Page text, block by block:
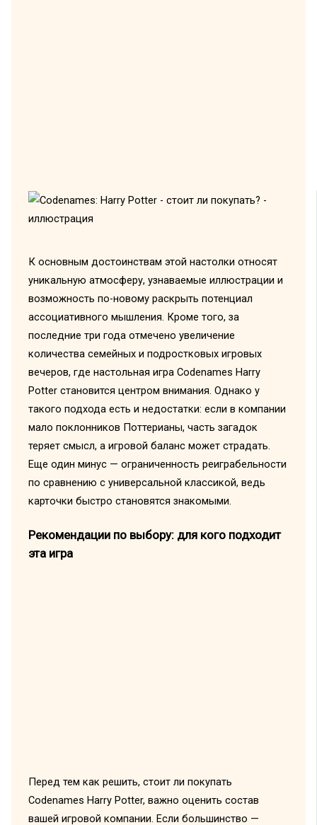
К основным достоинствам этой настолки относят
уникальную атмосферу, узнаваемые иллюстрации и
возможность по-новому раскрыть потенциал
ассоциативного мышления. Кроме того, за
последние три года отмечено увеличение
количества семейных и подростковых игровых
вечеров, где настольная игра Codenames Harry
Potter становится центром внимания. Однако у
такого подхода есть и недостатки: если в компании
мало поклонников Поттерианы, часть загадок
теряет смысл, а игровой баланс может страдать.
Еще один минус — ограниченность реиграбельности
по сравнению с универсальной классикой, ведь
карточки быстро становятся знакомыми.
Рекомендации по выбору: для кого подходит
эта игра
Перед тем как решить, стоит ли покупать
Codenames Harry Potter, важно оценить состав
вашей игровой компании. Если большинство —